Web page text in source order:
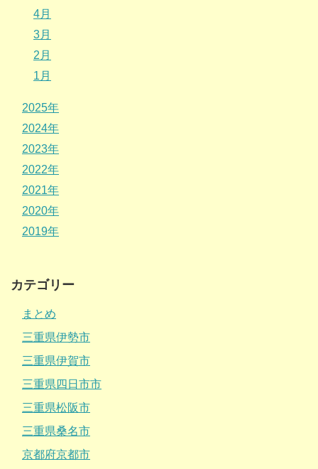
4月
3月
2月
1月
2025年
2024年
2023年
2022年
2021年
2020年
2019年
カテゴリー
まとめ
三重県伊勢市
三重県伊賀市
三重県四日市市
三重県松阪市
三重県桑名市
京都府京都市